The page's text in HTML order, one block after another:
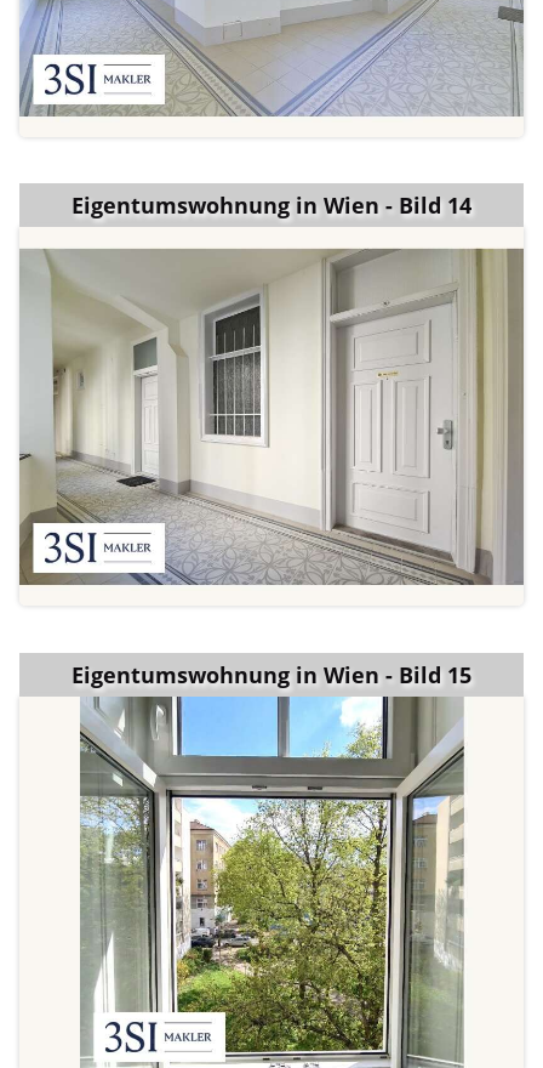
Eigentumswohnung in Wien - Bild 14
Eigentumswohnung in Wien - Bild 15